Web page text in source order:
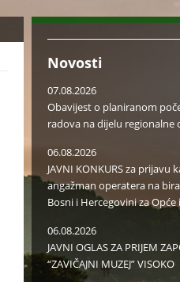
Novosti
07.08.2026
Obavijest o planiranom
radova na dijelu regionalne
06.08.2026
JAVNI KONKURS za prijavu
angažman operatera na
Bosni i Hercegovini za
06.08.2026
JAVNI OGLAS ZA PRIJEM
“ZAVIČAJNI MUZEJ” VISOKO